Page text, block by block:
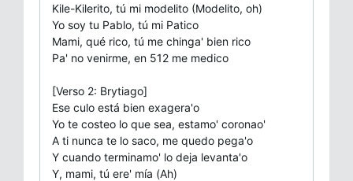
Kile-Kilerito, tú mi modelito (Modelito, oh)
Yo soy tu Pablo, tú mi Patico
Mami, qué rico, tú me chinga' bien rico
Pa' no venirme, en 512 me medico
[Verso 2: Brytiago]
Ese culo está bien exagera'o
Yo te costeo lo que sea, estamo' coronao'
A ti nunca te lo saco, me quedo pega'o
Y cuando terminamo' lo deja levanta'o
Y, mami, tú ere' mía (Ah)